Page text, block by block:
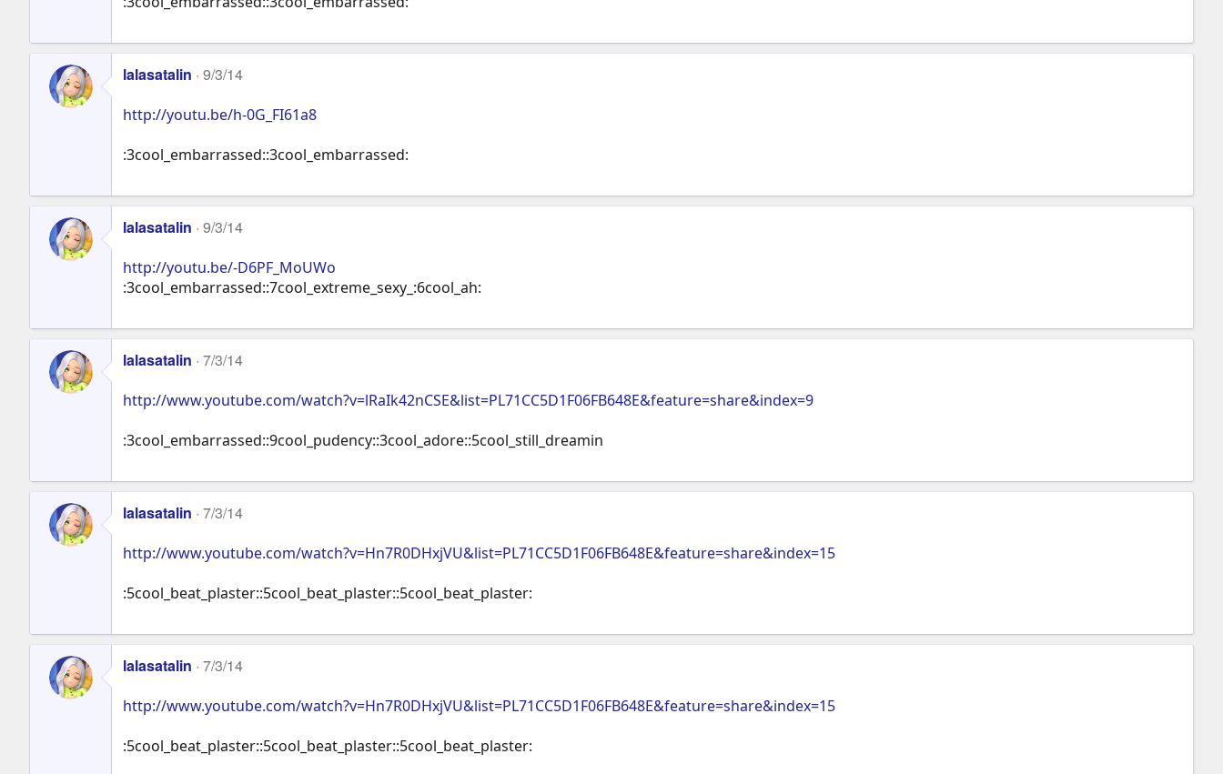
lalasatalin 9/3/14
http://youtu.be/h-0G_FI61a8
:3cool_embarrassed::3cool_embarrassed:
lalasatalin 9/3/14
http://youtu.be/-D6PF_MoUWo
:3cool_embarrassed::7cool_extreme_sexy_:6cool_ah:
lalasatalin 7/3/14
http://www.youtube.com/watch?v=lRaIk42nCSE&list=PL71CC5D1F06FB648E&feature=share&index=9
:3cool_embarrassed::9cool_pudency::3cool_adore::5cool_still_dreamin
lalasatalin 7/3/14
http://www.youtube.com/watch?v=Hn7R0DHxjVU&list=PL71CC5D1F06FB648E&feature=share&index=15
:5cool_beat_plaster::5cool_beat_plaster::5cool_beat_plaster:
lalasatalin 7/3/14
http://www.youtube.com/watch?v=Hn7R0DHxjVU&list=PL71CC5D1F06FB648E&feature=share&index=15
:5cool_beat_plaster::5cool_beat_plaster::5cool_beat_plaster: